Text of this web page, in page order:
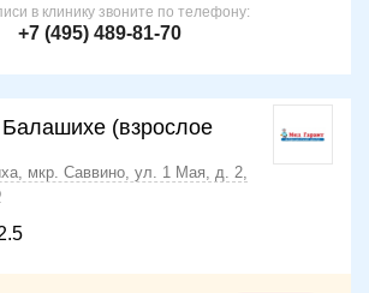
в клинику звоните по телефону:
+7 (495) 489-81-70
(взрослое
мкр. Саввино, ул. 1 Мая, д. 2,